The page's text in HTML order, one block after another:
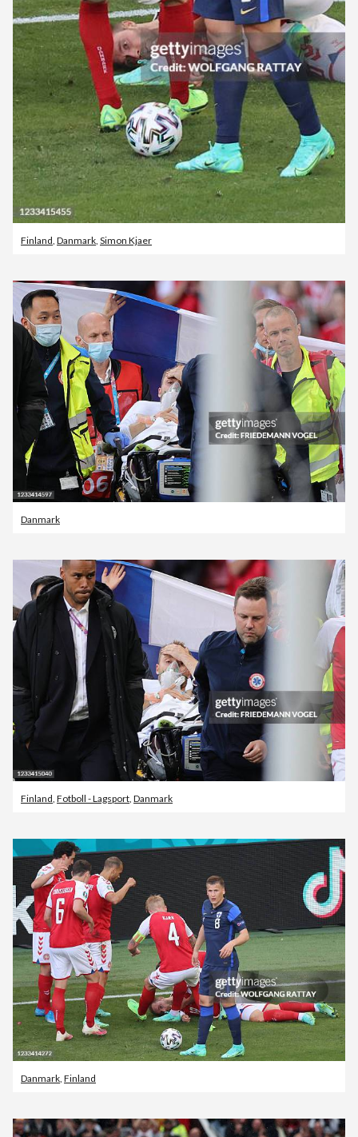
Finland Danmark Simon Kjaer
Danmark
Finland, Fotboll - Lagsport, Danmark
Danmark Finland